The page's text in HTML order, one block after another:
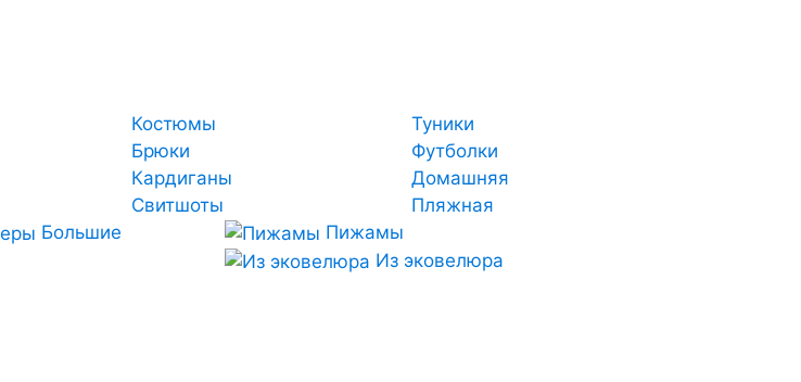
Костюмы
Туники
Брюки
Футболки
Кардиганы
Домашняя
Свитшоты
Пляжная
Большие
Пижамы
Из эковелюра